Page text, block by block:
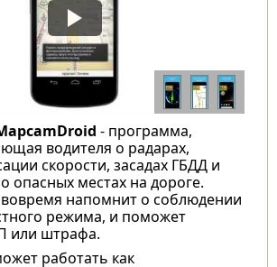
- программа,
водителя о радарах,
скорости, засадах ГБДД и
опасных местах на дороге.
напомнит о соблюдении
режима, и поможет
или штрафа.
работать как